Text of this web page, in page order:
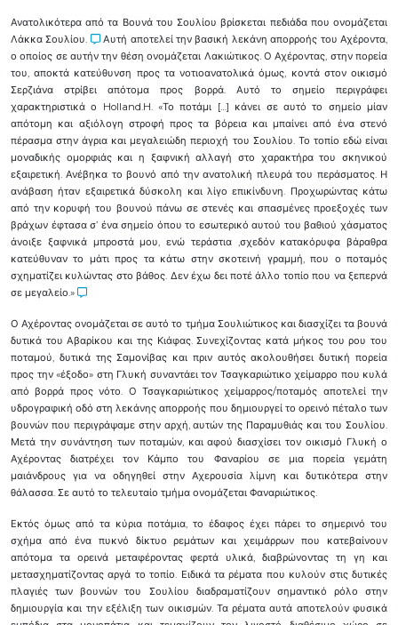
Ανατολικότερα από τα Βουνά του Σουλίου βρίσκεται πεδιάδα που ονομάζεται
Λάκκα Σουλίου.
Αυτή αποτελεί την βασική λεκάνη απορροής του Αχέροντα,
ο οποίος σε αυτήν την θέση ονομάζεται Λακιώτικος. Ο Αχέροντας, στην πορεία
του, αποκτά κατεύθυνση προς τα νοτιοανατολικά όμως, κοντά στον οικισμό
Σερζιάνα στρίβει απότομα προς βορρά. Αυτό το σημείο περιγράφει
χαρακτηριστικά ο Holland.H. «Το ποτάμι […] κάνει σε αυτό το σημείο μίαν
απότομη και αξιόλογη στροφή προς τα βόρεια και μπαίνει από ένα στενό
πέρασμα στην άγρια και μεγαλειώδη περιοχή του Σουλίου. Το τοπίο εδώ είναι
μοναδικής ομορφιάς και η ξαφνική αλλαγή στο χαρακτήρα του σκηνικού
εξαιρετική. Ανέβηκα το βουνό από την ανατολική πλευρά του περάσματος. Η
ανάβαση ήταν εξαιρετικά δύσκολη και λίγο επικίνδυνη. Προχωρώντας κάτω
από την κορυφή του βουνού πάνω σε στενές και σπασμένες προεξοχές των
βράχων έφτασα σ’ ένα σημείο όπου το εσωτερικό αυτού του βαθιού χάσματος
άνοιξε ξαφνικά μπροστά μου, ενώ τεράστια ,σχεδόν κατακόρυφα βάραθρα
κατεύθυναν το μάτι προς τα κάτω στην σκοτεινή γραμμή, που ο ποταμός
σχηματίζει κυλώντας στο βάθος. Δεν έχω δει ποτέ άλλο τοπίο που να ξεπερνά
σε μεγαλείο.»
Ο Αχέροντας ονομάζεται σε αυτό το τμήμα Σουλιώτικος και διασχίζει τα βουνά
δυτικά του Αβαρίκου και της Κιάφας. Συνεχίζοντας κατά μήκος του ρου του
ποταμού, δυτικά της Σαμονίβας και πριν αυτός ακολουθήσει δυτική πορεία
προς την «έξοδο» στη Γλυκή συναντάει τον Τσαγκαριώτικο χείμαρρο που κυλά
από βορρά προς νότο. Ο Τσαγκαριώτικος χείμαρρος/ποταμός αποτελεί την
υδρογραφική οδό στη λεκάνης απορροής που δημιουργεί το ορεινό πέταλο των
βουνών που περιγράψαμε στην αρχή, αυτών της Παραμυθιάς και του Σουλίου.
Μετά την συνάντηση των ποταμών, και αφού διασχίσει τον οικισμό Γλυκή ο
Αχέροντας διατρέχει τον Κάμπο του Φαναρίου σε μια πορεία γεμάτη
μαιάνδρους για να οδηγηθεί στην Αχερουσία λίμνη και δυτικότερα στην
θάλασσα. Σε αυτό το τελευταίο τμήμα ονομάζεται Φαναριώτικος.
Εκτός όμως από τα κύρια ποτάμια, το έδαφος έχει πάρει το σημερινό του
σχήμα από ένα πυκνό δίκτυο ρεμάτων και χειμάρρων που κατεβαίνουν
απότομα τα ορεινά μεταφέροντας φερτά υλικά, διαβρώνοντας τη γη και
μετασχηματίζοντας αργά το τοπίο. Ειδικά τα ρέματα που κυλούν στις δυτικές
πλαγιές των βουνών του Σουλίου διαδραματίζουν σημαντικό ρόλο στην
δημιουργία και την εξέλιξη των οικισμών. Τα ρέματα αυτά αποτελούν φυσικά